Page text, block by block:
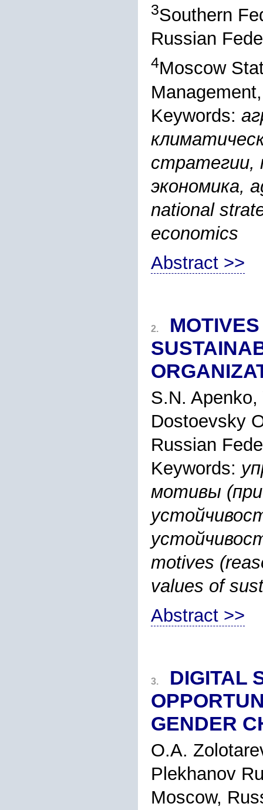
3Southern
Russian
4Moscow
Keywords:
стратегии,
экономика,
national
economics
Abstract >>
2.
S.N.
Dostoevsky
Russian
Keywords:
мотивы
motives
values of
Abstract >>
3.
DIGITAL
GENDER
O.A.
Plekhanov
Moscow,